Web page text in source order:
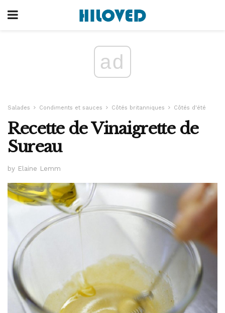
ad
Salades Condiments et sauces Côtés britanniques Côtés d'été
Recette de Vinaigrette de
Sureau
by Elaine Lemm